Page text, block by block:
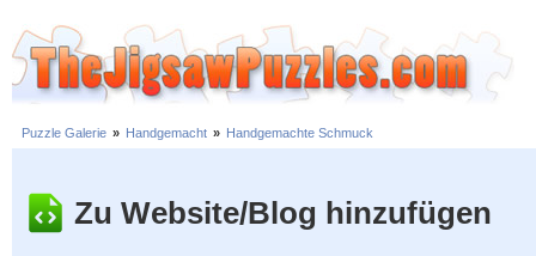
Puzzle Galerie » Handgemacht » Handgemachte Schmuck
Zu Website/Blog hinzufügen